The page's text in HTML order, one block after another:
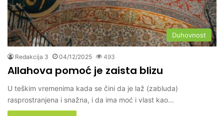
Duhovnost
Redakcija 3 04/12/2025 493
Allahova pomoć je zaista blizu
U teškim vremenima kada se čini da je laž (zabluda)
rasprostranjena i snažna, i da ima moć i vlast kao…